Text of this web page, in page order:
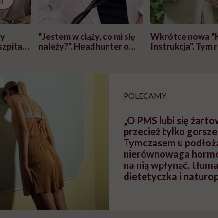
"Jestem w ciąży, co mi się
należy?". Headhunter o
Wkrótce nowa
Instrukcja". Tym
POLECAMY
„O PMS lubi się
przecież tylko
Tymczasem u
nierównowaga
na nią wpłynąć,
dietetyczka i